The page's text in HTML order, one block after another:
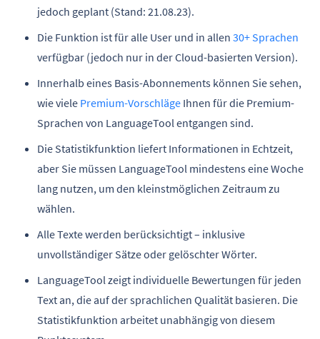
jedoch geplant (Stand: 21.08.23).
Die Funktion ist für alle User und in allen 30+ Sprachen
verfügbar (jedoch nur in der Cloud-basierten Version).
Innerhalb eines Basis-Abonnements können Sie sehen,
wie viele Premium-Vorschläge Ihnen für die Premium-
Sprachen von LanguageTool entgangen sind.
Die Statistikfunktion liefert Informationen in Echtzeit,
aber Sie müssen LanguageTool mindestens eine Woche
lang nutzen, um den kleinstmöglichen Zeitraum zu
wählen.
Alle Texte werden berücksichtigt – inklusive
unvollständiger Sätze oder gelöschter Wörter.
LanguageTool zeigt individuelle Bewertungen für jeden
Text an, die auf der sprachlichen Qualität basieren. Die
Statistikfunktion arbeitet unabhängig von diesem